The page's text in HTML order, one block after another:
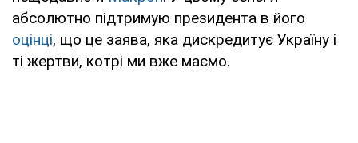
абсолютно підтримую президента в його
оцінці, що це заява, яка дискредитує Україну і
ті жертви, котрі ми вже маємо.